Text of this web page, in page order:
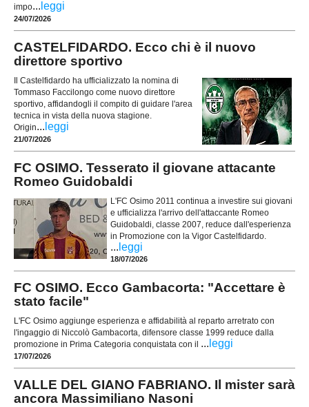
impo... leggi
24/07/2026
CASTELFIDARDO. Ecco chi è il nuovo
direttore sportivo
Il Castelfidardo ha ufficializzato la nomina di
Tommaso Faccilongo come nuovo direttore
sportivo, affidandogli il compito di guidare l'area
tecnica in vista della nuova stagione.
Origin... leggi
21/07/2026
FC OSIMO. Tesserato il giovane attacante
Romeo Guidobaldi
L'FC Osimo 2011 continua a investire sui giovani
e ufficializza l'arrivo dell'attaccante Romeo
Guidobaldi, classe 2007, reduce dall'esperienza
in Promozione con la Vigor Castelfidardo.
... leggi
18/07/2026
FC OSIMO. Ecco Gambacorta: "Accettare è
stato facile"
L'FC Osimo aggiunge esperienza e affidabilità al reparto arretrato con
l'ingaggio di Niccolò Gambacorta, difensore classe 1999 reduce dalla
promozione in Prima Categoria conquistata con il ... leggi
17/07/2026
VALLE DEL GIANO FABRIANO. Il mister sarà
ancora Massimiliano Nasoni